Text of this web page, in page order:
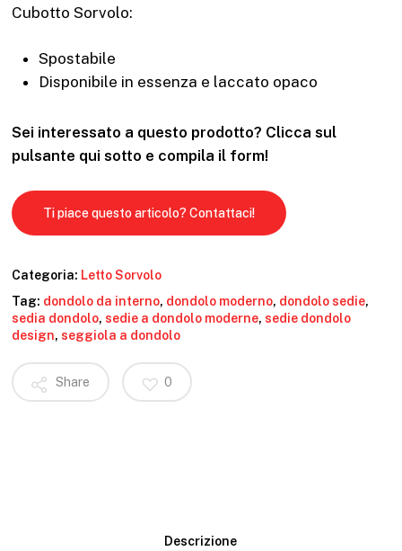
Cubotto Sorvolo:
Spostabile
Disponibile in essenza e laccato opaco
Sei interessato a questo prodotto? Clicca sul
pulsante qui sotto e compila il form!
Ti piace questo articolo? Contattaci!
Categoria: Letto Sorvolo
Tag: dondolo da interno, dondolo moderno, dondolo sedie,
sedia dondolo, sedie a dondolo moderne, sedie dondolo
design, seggiola a dondolo
Share 0
Descrizione